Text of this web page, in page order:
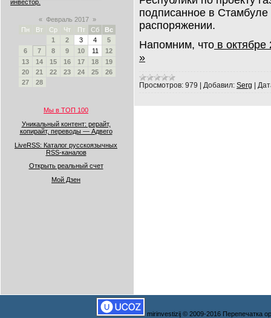
инвестор.
« Февраль 2017 »
Пн
Вт Ср Чт Пт Сб
Вс
1
2 3 4
5
6
7 8 9 10 11
12
13
14 15 16 17 18
19
20
21 22 23 24 25
26
27
28
Мы в ТОП 100
Уникальный контент: рерайт,
копирайт, переводы — Адвего
LiveRSS: Каталог русскоязычных
RSS-каналов
Открыть реальный счет
Мой Дзен
подписанное в
распоряжении.
Напомним, что в
»
Просмотров: 979 Добавил: Serg
mirinvestizij © 2009-2016 Перепечатка